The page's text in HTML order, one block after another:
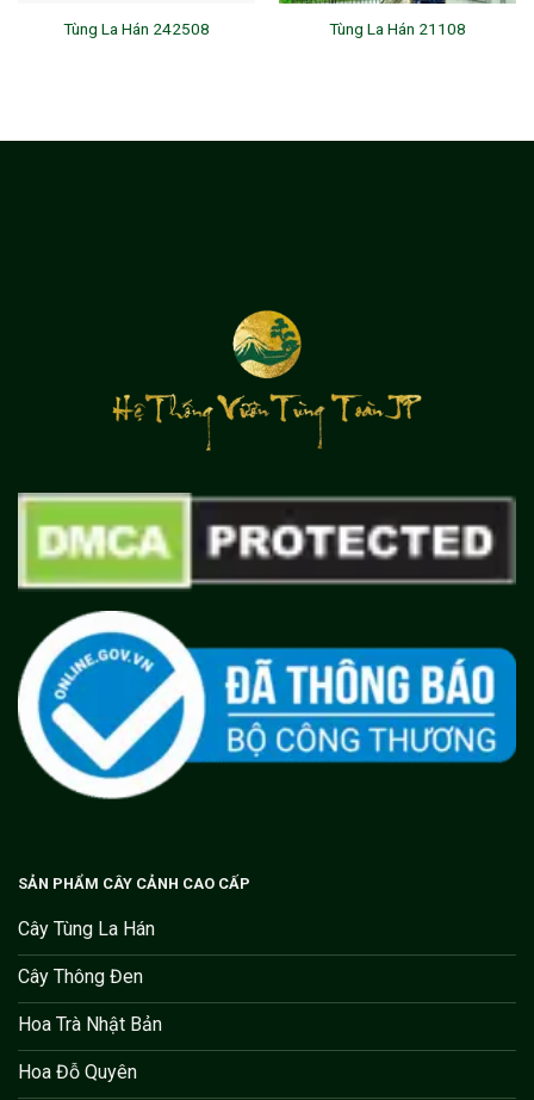
Tùng La Hán 242508 Tùng La Hán 21108
SẢN PHẨM CÂY CẢNH CAO CẤP
Cây Tùng La Hán
Cây Thông Đen
Hoa Trà Nhật Bản
Hoa Đỗ Quyên